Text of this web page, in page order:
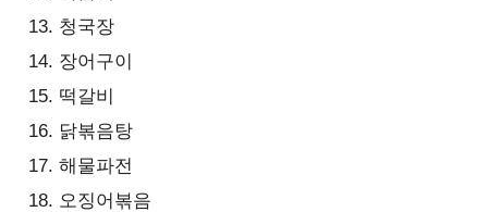
청국장
장어구이
떡갈비
닭볶음탕
해물파전
오징어볶음